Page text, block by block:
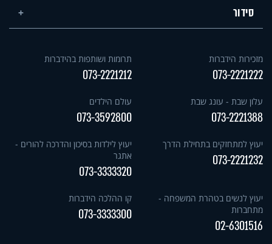
סידור
מזכירות הידברות
073-2221222
תרומות ושותפות בהידברות
073-2221212
עלון שבת - עונג שבת
073-2221388
עולם הילדים
073-3592800
יעוץ למתחזקים בתחילת הדרך
073-2221232
יעוץ לילדות בסיכון והדרכה להורים -
אתגר
073-3333320
יעוץ לנשים בטהרת המשפחה -
מתחברות
02-6301516
קו ההלכה הידברות
073-3333300